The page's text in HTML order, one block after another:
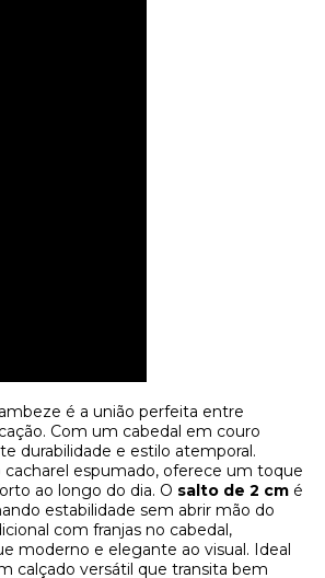
é a união perfeita entre
Com um cabedal em couro
durabilidade e estilo atemporal.
espumado, oferece um toque
ao longo do dia. O salto de 2 cm é
estabilidade sem abrir mão do
com franjas no cabedal,
moderno e elegante ao visual. Ideal
calçado versátil que transita bem